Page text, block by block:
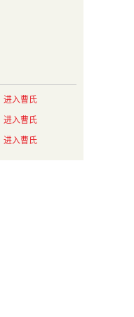
进入曹氏
进入曹氏
进入曹氏